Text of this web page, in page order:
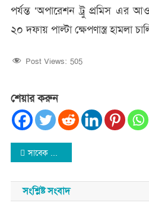
পর্যন্ত ‘অপারেশন ট্রু প্রমিস এর
২০ দফায় পাল্টা ক্ষেপণাস্ত্র হামলা
Post Views: 505
শেয়ার করুন
Post
navigation
সাবেক সিইসি নুরুল হুদা আটক
সংশ্লিষ্ট সংবাদ